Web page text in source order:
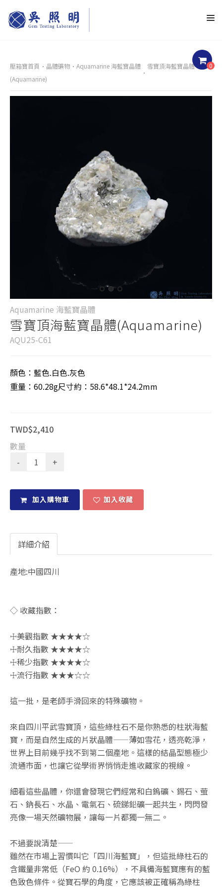
0
壓箱寶首頁 晶體礦物 Aquamarine 海藍寶晶體
雪寶頂海藍寶晶體
(Aquamarine)
Aquamarine 海藍寶晶體
雪寶頂海藍寶晶體(Aquamarine)
AQU25-C61
顏色：藍色.白色.灰色
重量：60.28g尺寸約：58.6*48.1*24.2mm
TWD$2,410
數量
加入購物車 加入收藏
詳細介紹
產地:中國四川
◇ 收藏指數：
☩美觀指數 ★★★★☆
☩耐久指數 ★★★★☆
☩稀少指數 ★★★★☆
☩流行指數 ★★★☆☆
這一批，是老師手滑回來的特殊礦物。
來自四川平武雪寶頂，這些綠柱石不是你熟悉的柱狀海藍
寶，而是自然生成的片狀晶體——薄如雪花，透亮乾淨，
世界上目前幾乎找不到第二個產地。這樣的結晶型態極少
流通市面，也讓它從學術界悄悄走進收藏家的視線。
細看這些晶體，你還會發現它們經常和白鎢礦、錫石、萤
石、鈉長石、水晶、電氣石、硫銻鉛礦一起共生，閃閃發
亮像一場天然礦物展，讓每一片都獨一無二。
不過要說清楚——
雖然在市場上習慣叫它「四川海藍寶」，但這批綠柱石的
含鐵量非常低（FeO 約 0.16%），不具備海藍寶應有的藍
色致色條件。從寶石學的角度，它應該被正確稱為綠柱